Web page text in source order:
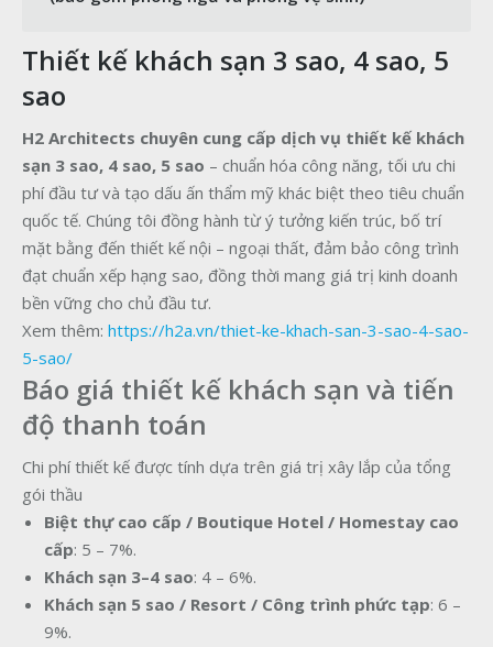
Thiết kế khách sạn 3 sao, 4 sao, 5
sao
H2 Architects chuyên cung cấp dịch vụ thiết kế khách
sạn 3 sao, 4 sao, 5 sao – chuẩn hóa công năng, tối ưu chi
phí đầu tư và tạo dấu ấn thẩm mỹ khác biệt theo tiêu chuẩn
quốc tế. Chúng tôi đồng hành từ ý tưởng kiến trúc, bố trí
mặt bằng đến thiết kế nội – ngoại thất, đảm bảo công trình
đạt chuẩn xếp hạng sao, đồng thời mang giá trị kinh doanh
bền vững cho chủ đầu tư.
Xem thêm: https://h2a.vn/thiet-ke-khach-san-3-sao-4-sao-
5-sao/
Báo giá thiết kế khách sạn và tiến
độ thanh toán
Chi phí thiết kế được tính dựa trên giá trị xây lắp của tổng
gói thầu
Biệt thự cao cấp / Boutique Hotel / Homestay cao
cấp: 5 – 7%.
Khách sạn 3–4 sao: 4 – 6%.
Khách sạn 5 sao / Resort / Công trình phức tạp: 6 –
9%.